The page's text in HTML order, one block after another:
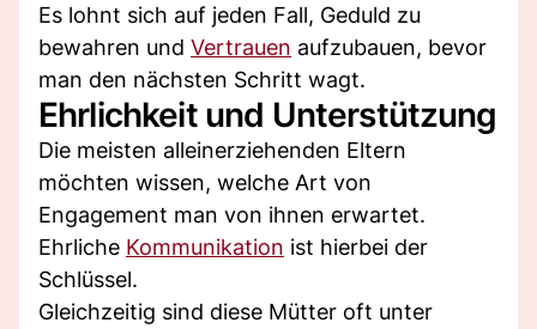
Es lohnt sich auf jeden Fall, Geduld zu
bewahren und Vertrauen aufzubauen, bevor
man den nächsten Schritt wagt.
Ehrlichkeit und Unterstützung
Die meisten alleinerziehenden Eltern
möchten wissen, welche Art von
Engagement man von ihnen erwartet.
Ehrliche Kommunikation ist hierbei der
Schlüssel.
Gleichzeitig sind diese Mütter oft unter